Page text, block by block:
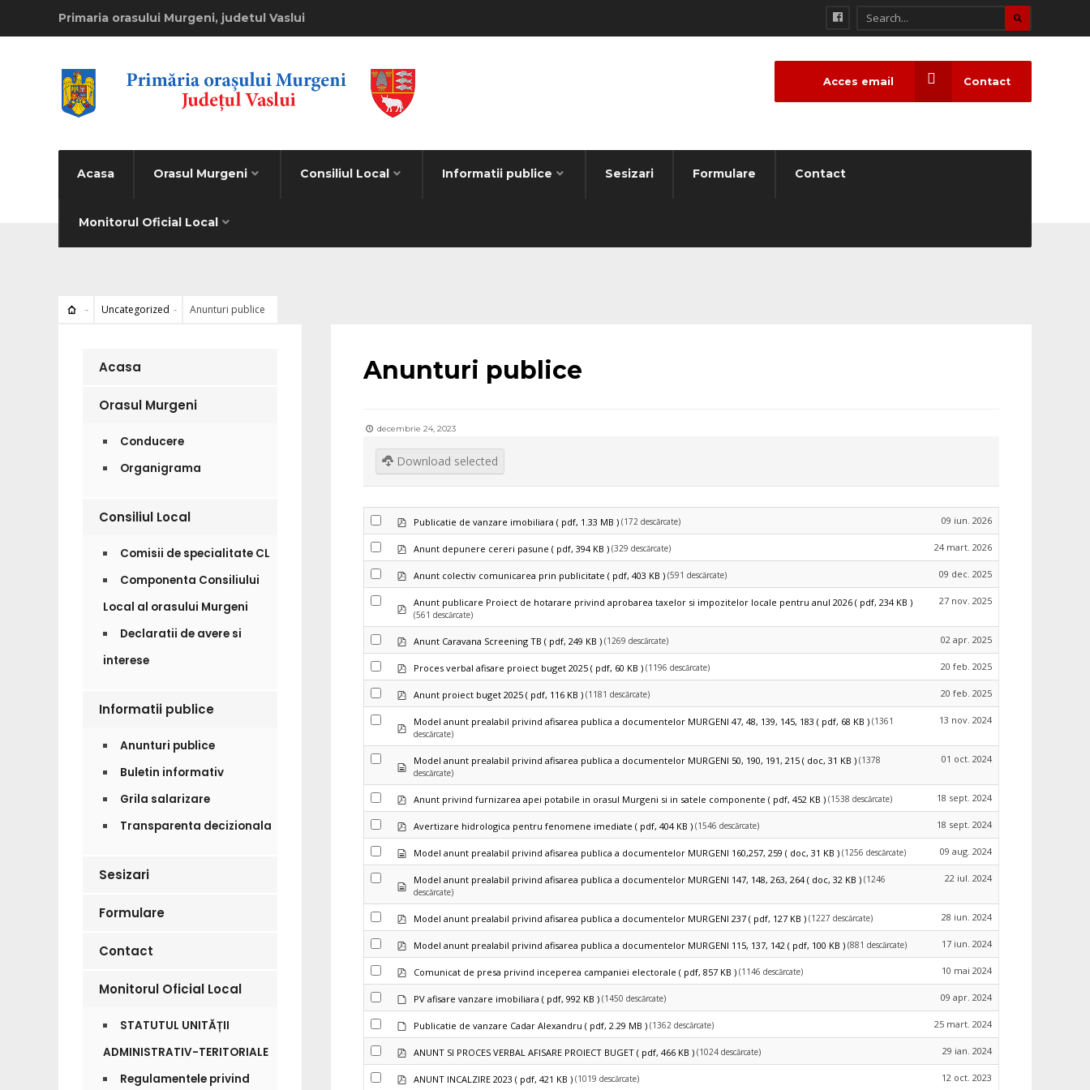
Primaria orasului Murgeni, judetul Vaslui
Acasa Orasul Murgeni Consiliul Local Informatii publice Sesizari Formulare Contact
Monitorul Oficial Local
Acces email Contact
Uncategorized Anunturi publice
Anunturi publice
decembrie 24, 2023
Download selected
pdfPublicatie de vanzare imobiliara ( pdf, 1.33 MB ) (172 descărcate) 09 iun. 2026
pdfAnunt depunere cereri pasune ( pdf, 394 KB ) (329 descărcate) 24 mart. 2026
pdfAnunt colectiv comunicarea prin publicitate ( pdf, 403 KB ) (591 descărcate) 09 dec. 2025
pdfAnunt publicare Proiect de hotarare privind aprobarea taxelor si impozitelor locale pentru anul 2026 ( pdf, 234 KB )
(561 descărcate)
27 nov. 2025
pdfAnunt Caravana Screening TB ( pdf, 249 KB ) (1269 descărcate) 02 apr. 2025
pdfProces verbal afisare proiect buget 2025 ( pdf, 60 KB ) (1196 descărcate) 20 feb. 2025
pdfAnunt proiect buget 2025 ( pdf, 116 KB ) (1181 descărcate) 20 feb. 2025
pdfModel anunt prealabil privind afisarea publica a documentelor MURGENI 47, 48, 139, 145, 183 ( pdf, 68 KB ) (1361
descărcate)
13 nov. 2024
Document
Model anunt prealabil privind afisarea publica a documentelor MURGENI 50, 190, 191, 215 ( doc, 31 KB ) (1378
descărcate)
01 oct. 2024
pdfAnunt privind furnizarea apei potabile in orasul Murgeni si in satele componente ( pdf, 452 KB ) (1538 descărcate) 18 sept. 2024
pdfAvertizare hidrologica pentru fenomene imediate ( pdf, 404 KB ) (1546 descărcate) 18 sept. 2024
Document
Model anunt prealabil privind afisarea publica a documentelor MURGENI 160,257, 259 ( doc, 31 KB ) (1256 descărcate) 09 aug. 2024
Document
Model anunt prealabil privind afisarea publica a documentelor MURGENI 147, 148, 263, 264 ( doc, 32 KB ) (1246
descărcate)
22 iul. 2024
pdfModel anunt prealabil privind afisarea publica a documentelor MURGENI 237 ( pdf, 127 KB ) (1227 descărcate) 28 iun. 2024
pdfModel anunt prealabil privind afisarea publica a documentelor MURGENI 115, 137, 142 ( pdf, 100 KB ) (881 descărcate) 17 iun. 2024
pdfComunicat de presa privind inceperea campaniei electorale ( pdf, 857 KB ) (1146 descărcate) 10 mai 2024
Setări
inițiale
PV afisare vanzare imobiliara ( pdf, 992 KB ) (1450 descărcate) 09 apr. 2024
Setări
inițiale
Publicatie de vanzare Cadar Alexandru ( pdf, 2.29 MB ) (1362 descărcate) 25 mart. 2024
pdfANUNT SI PROCES VERBAL AFISARE PROIECT BUGET ( pdf, 466 KB ) (1024 descărcate) 29 ian. 2024
pdfANUNT INCALZIRE 2023 ( pdf, 421 KB ) (1019 descărcate) 12 oct. 2023
Acasa
Orasul Murgeni
Conducere
Organigrama
Consiliul Local
Comisii de specialitate CL
Componenta Consiliului
Local al orasului Murgeni
Declaratii de avere si
interese
Informatii publice
Anunturi publice
Buletin informativ
Grila salarizare
Transparenta decizionala
Sesizari
Formulare
Contact
Monitorul Oficial Local
STATUTUL UNITĂȚII
ADMINISTRATIV-TERITORIALE
Regulamentele privind